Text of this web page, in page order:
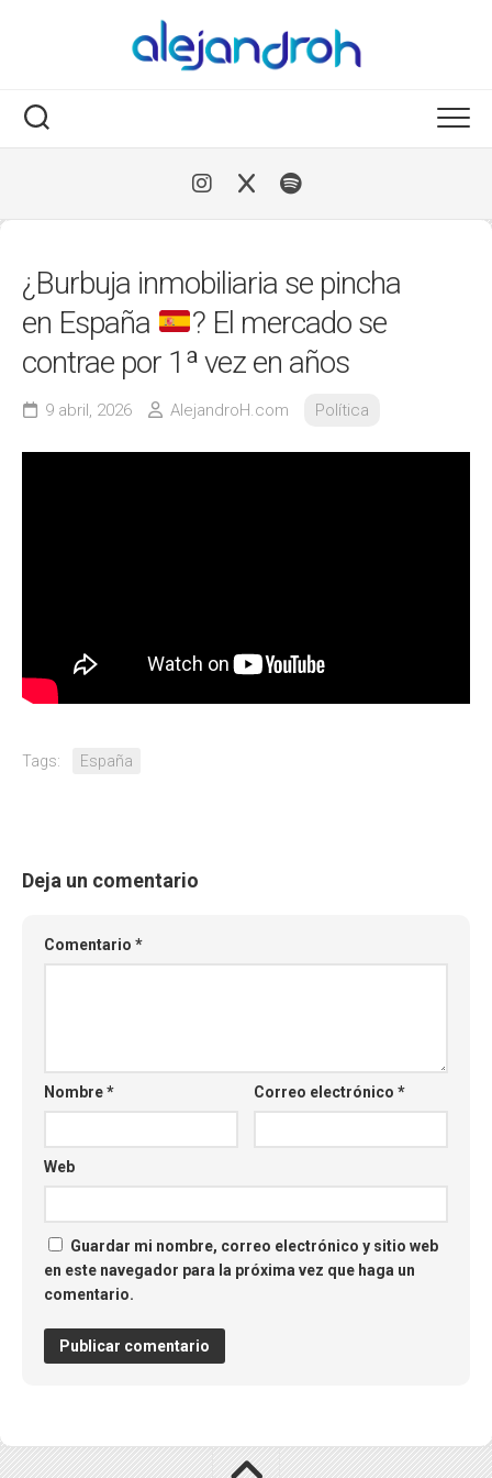
¿Burbuja inmobiliaria se pincha
en España
? El mercado se
contrae por 1ª vez en años
9 abril, 2026 AlejandroH.com Política
Tags: España
Deja un comentario
Comentario *
Nombre* Correo electrónico*
Web
Guardar mi nombre, correo electrónico y sitio web
en este navegador para la próxima vez que haga un
comentario.